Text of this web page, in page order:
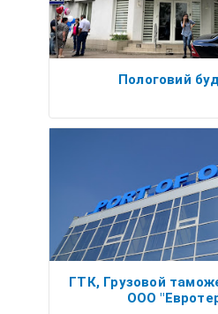
Пологовий
ГТК, Грузовой
ООО